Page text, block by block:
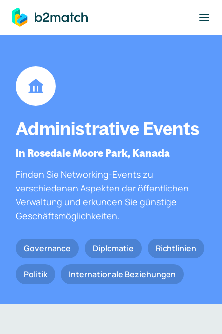
springen
Administrative Events
In Rosedale Moore Park, Kanada
Finden Sie Networking-Events zu
verschiedenen Aspekten der öffentlichen
Verwaltung und erkunden Sie günstige
Geschäftsmöglichkeiten.
Governance Diplomatie Richtlinien
Politik Internationale Beziehungen